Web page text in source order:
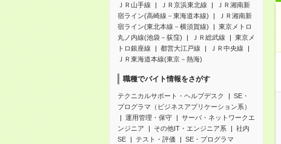
ＪＲ山手線 ＪＲ京浜東北線
ＪＲ湘南新
宿ライン(高崎線－東海道本線)
ＪＲ湘南新
宿ライン(東北本線－横須賀線)
東京メトロ
丸ノ内線(池袋－荻窪)
ＪＲ総武線
東京メ
トロ銀座線
都営大江戸線
ＪＲ中央線
ＪＲ東海道本線(東京－熱海)
職種でバイト情報をさがす
テクニカルサポート・ヘルプデスク
SE・
プログラマ（ビジネスアプリケーション系）
運用管理・保守
サーバ・ネットワークエ
ンジニア
その他IT・エンジニア系
社内
SE
テスト・評価
SE・プログラマ